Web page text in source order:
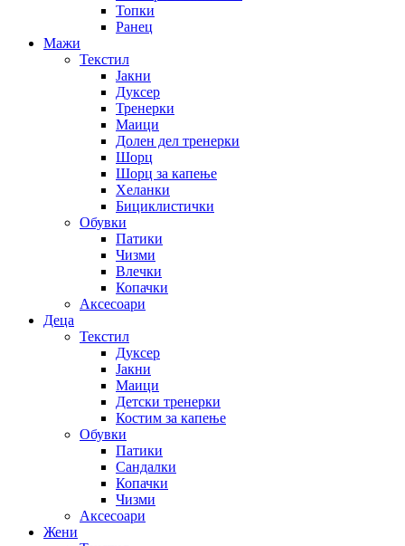
Топки
Ранец
Мажи
Текстил
Јакни
Дуксер
Тренерки
Маици
Долен дел тренерки
Шорц
Шорц за капење
Хеланки
Бициклистички
Обувки
Патики
Чизми
Влечки
Копачки
Аксесоари
Деца
Текстил
Дуксер
Јакни
Маици
Детски тренерки
Костим за капење
Обувки
Патики
Сандалки
Копачки
Чизми
Аксесоари
Жени